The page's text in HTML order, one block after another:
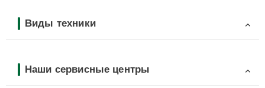
Виды техники
Наши сервисные центры